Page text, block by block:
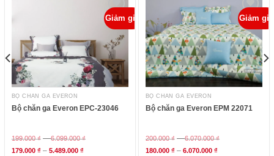
Giảm giá!
ADD TO
WISHLIST
BỘ CHĂN GA EVERON
Bộ chăn ga Everon EPC-23046
199.000₫ –6.099.000₫
179.000 ₫ – 5.489.000 ₫
Giảm
ADD TO
WISHLIST
BỘ CHĂN GA EVERON
Bộ chăn ga Everon EPM 22071
200.000₫ –6.070.000₫
180.000 ₫ – 6.070.000 ₫